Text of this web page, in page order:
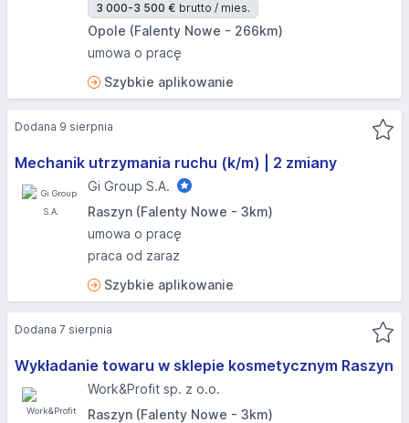
3 000-3 500 € brutto / mies.
Opole (Falenty Nowe - 266km)
umowa o pracę
Szybkie aplikowanie
Mechanik utrzymania ruchu (k/m) | 2 zmiany
Gi Group S.A.
Raszyn (Falenty Nowe - 3km)
umowa o pracę
praca od zaraz
Szybkie aplikowanie
Dodana 9 sierpnia
Wykładanie towaru w sklepie kosmetycznym Raszyn
Work&Profit sp. z o.o.
Raszyn (Falenty Nowe - 3km)
Dodana 7 sierpnia